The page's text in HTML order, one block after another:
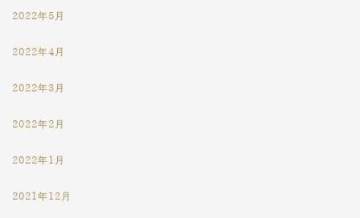
2022年5月
2022年4月
2022年3月
2022年2月
2022年1月
2021年12月